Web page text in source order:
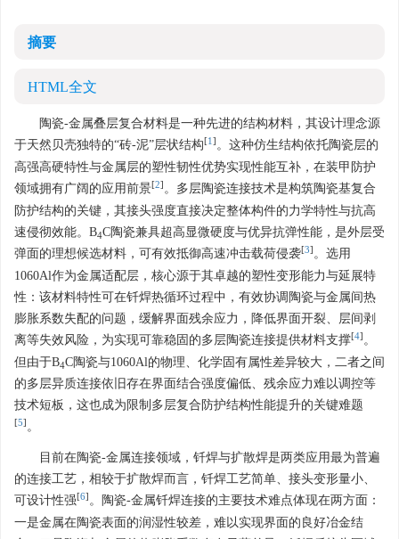
摘要
HTML全文
陶瓷-金属叠层复合材料是一种先进的结构材料，其设计理念源
于天然贝壳独特的“砖-泥”层状结构[1 ] 。这种仿生结构依托陶瓷层的
高强高硬特性与金属层的塑性韧性优势实现性能互补，在装甲防护
领域拥有广阔的应用前景[2] 。多层陶瓷连接技术是构筑陶瓷基复合
防护结构的关键，其接头强度直接决定整体构件的力学特性与抗高
速侵彻效能。B4C陶瓷兼具超高显微硬度与优异抗弹性能，是外层受
弹面的理想候选材料，可有效抵御高速冲击载荷侵袭[3] 。选用
1060Al作为金属适配层，核心源于其卓越的塑性变形能力与延展特
性：该材料特性可在钎焊热循环过程中，有效协调陶瓷与金属间热
膨胀系数失配的问题，缓解界面残余应力，降低界面开裂、层间剥
离等失效风险，为实现可靠稳固的多层陶瓷连接提供材料支撑[4] 。
但由于B4C陶瓷与1060Al的物理、化学固有属性差异较大，二者之间
的多层异质连接依旧存在界面结合强度偏低、残余应力难以调控等
技术短板，这也成为限制多层复合防护结构性能提升的关键难题
[5] 。
目前在陶瓷-金属连接领域，钎焊与扩散焊是两类应用最为普遍
的连接工艺，相较于扩散焊而言，钎焊工艺简单、接头变形量小、
可设计性强[6] 。陶瓷-金属钎焊连接的主要技术难点体现在两方面：
一是金属在陶瓷表面的润湿性较差，难以实现界面的良好冶金结